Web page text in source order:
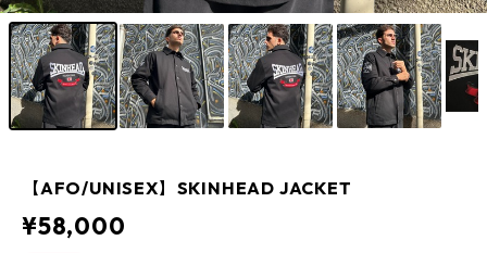
【AFO/UNISEX】SKINHEAD JACKET
¥58,000